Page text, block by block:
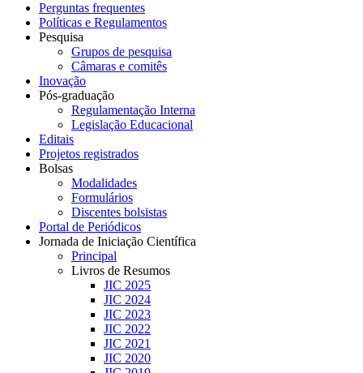
Perguntas frequentes
Políticas e Regulamentos
Pesquisa
Grupos de pesquisa
Câmaras e comitês
Inovação
Pós-graduação
Regulamentação Interna
Legislação Educacional
Editais
Projetos registrados
Bolsas
Modalidades
Formulários
Discentes bolsistas
Portal de Periódicos
Jornada de Iniciação Científica
Principal
Livros de Resumos
JIC 2025
JIC 2024
JIC 2023
JIC 2022
JIC 2021
JIC 2020